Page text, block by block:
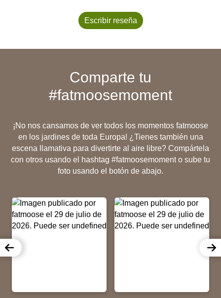
Escribir reseña
Comparte tu
#fatmoosemoment
¡No nos cansamos de ver todos los momentos fatmoose
en los jardines de toda Europa! ¿Tienes también una
escena llamativa para divertirte al aire libre? Compártela
con otros usando el hashtag #fatmoosemoment o sube tu
foto usando el botón de abajo.